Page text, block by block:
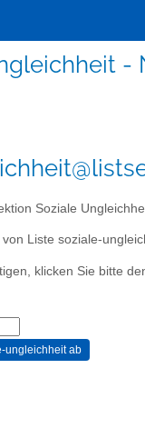
-
Soziale
Liste soziale-
klicken Sie bitte